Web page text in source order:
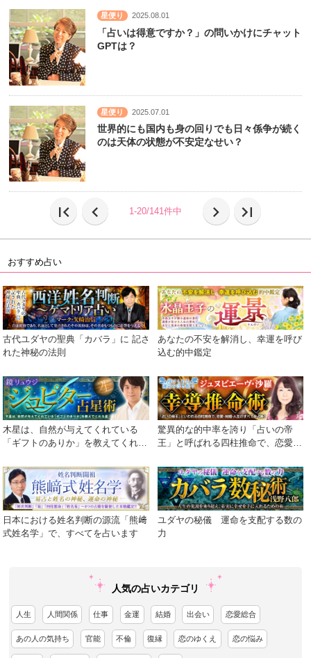
星便り 2025.08.01
「占いは得意ですか？」の問いかけにチャット
GPTは？
星便り 2025.07.01
世界的にも国内も身の回りでも日々係争が続く
のは天体の状態が不安定なせい？
first_page chevron_left 1-20/141件中 chevron_right last_page
おすすめ占い
古代ユダヤの聖典「カバラ」に 記さ
れた神秘の法則
あなたの不安を解消し、幸運を呼び
込む的中鑑定
木星は、自然が与えてくれている
「ギフトのありか」を教えてくれる
驚異的な的中率を誇り「占いの帝
王」と呼ばれる四柱推命で、恋愛・
日本における姓名判断の源流「熊﨑
式姓名学」で、すべてを占います
ユダヤの秘儀 運命を支配する数の
力
人気の占いカテゴリ
人生 人間関係 仕事 金運 結婚 出会い 恋愛総合
あの人の気持ち 官能 不倫 復縁 恋のゆくえ 恋の悩み